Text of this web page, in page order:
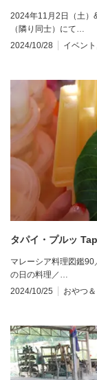
2024年11月2日（土）
（隣り同士）にて…
2024/10/28
イベント
タパイ・プルッ
マレーシア料理図鑑
の日の料理／…
2024/10/25
おやつ